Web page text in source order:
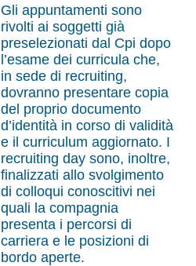
Gli appuntamenti sono
rivolti ai soggetti già
preselezionati dal Cpi dopo
l’esame dei curricula che,
in sede di recruiting,
dovranno presentare copia
del proprio documento
d’identità in corso di validità
e il curriculum aggiornato. I
recruiting day sono, inoltre,
finalizzati allo svolgimento
di colloqui conoscitivi nei
quali la compagnia
presenta i percorsi di
carriera e le posizioni di
bordo aperte.